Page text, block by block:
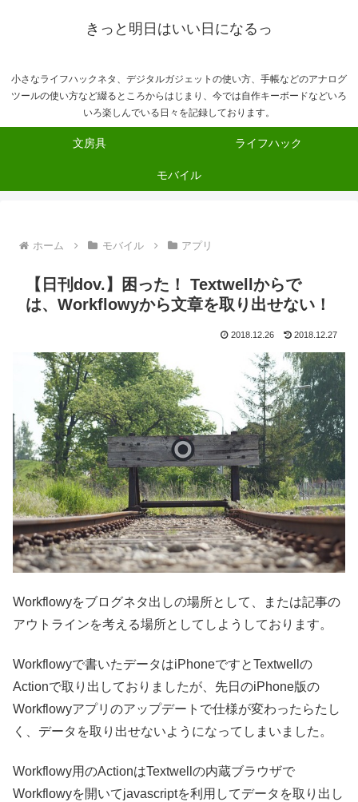
きっと明日はいい日になるっ
小さなライフハックネタ、デジタルガジェットの使い方、手帳などのアナログ
ツールの使い方など綴るところからはじまり、今では自作キーボードなどいろ
いろ楽しんでいる日々を記録しております。
文房具 ライフハック
モバイル
ホーム モバイル アプリ
【日刊dov.】困った！ Textwellからで
は、Workflowyから文章を取り出せない！
2018.12.26 2018.12.27
Workflowyをブログネタ出しの場所として、または記事の
アウトラインを考える場所としてしようしております。
Workflowyで書いたデータはiPhoneですとTextwellの
Actionで取り出しておりましたが、先日のiPhone版の
Workflowyアプリのアップデートで仕様が変わったらたし
く、データを取り出せないようになってしまいました。
Workflowy用のActionはTextwellの内蔵ブラウザで
Workflowyを開いてjavascriptを利用してデータを取り出し